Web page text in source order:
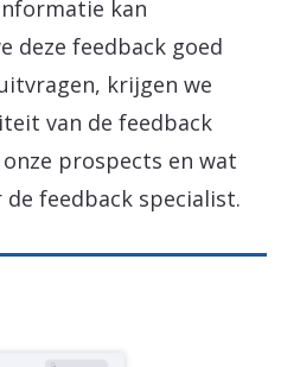
kan
deze feedback goed
krijgen we
van de feedback
onze prospects en wat
feedback specialist.